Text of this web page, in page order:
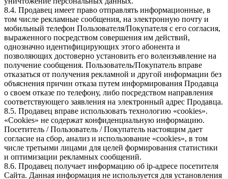
8.4. Продавец имеет право отправлять информационные, в
том числе рекламные сообщения, на электронную почту и
мобильный телефон Пользователя/Покупателя с его согласия,
выраженного посредством совершения им действий,
однозначно идентифицирующих этого абонента и
позволяющих достоверно установить его волеизъявление на
получение сообщения. Пользователь/Покупатель вправе
отказаться от получения рекламной и другой информации без
объяснения причин отказа путем информирования Продавца
о своем отказе по телефону, либо посредством направления
соответствующего заявления на электронный адрес Продавца.
8.5. Продавец вправе использовать технологию «cookies».
«Cookies» не содержат конфиденциальную информацию.
Посетитель / Пользователь / Покупатель настоящим дает
согласие на сбор, анализ и использование «cookies», в том
числе третьими лицами для целей формирования статистики
и оптимизации рекламных сообщений.
8.6. Продавец получает информацию об ip-адресе посетителя
Сайта. Данная информация не используется для установления